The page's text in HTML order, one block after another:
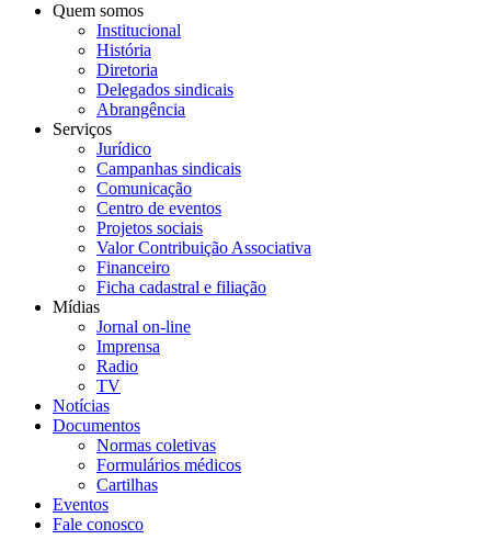
Quem somos
Institucional
História
Diretoria
Delegados sindicais
Abrangência
Serviços
Jurídico
Campanhas sindicais
Comunicação
Centro de eventos
Projetos sociais
Valor Contribuição Associativa
Financeiro
Ficha cadastral e filiação
Mídias
Jornal on-line
Imprensa
Radio
TV
Notícias
Documentos
Normas coletivas
Formulários médicos
Cartilhas
Eventos
Fale conosco